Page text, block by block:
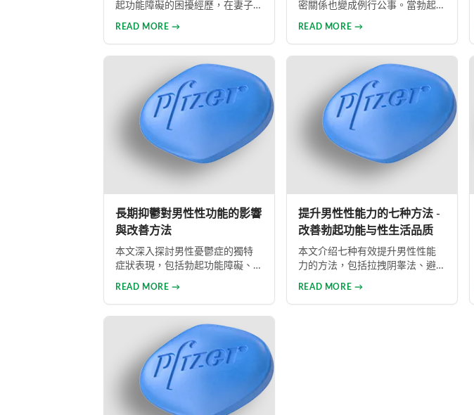
起功能障礙的困擾經歷，在妻子
READ MORE →
密關係也變成例行公事。當勃起
回久違的熱情與暢快體驗。
READ MORE →
長期抑鬱對男性性功能的影響
與改善方法
本文深入探討男性憂鬱症的獨特
症狀表現，包括勃起功能障礙、
環關係，並提供包括藥物治療與
心理諮詢在內的專業整合治療方
案，協助男性患者及早康復、重
獲健康生活。
READ MORE →
提升男性性能力的七种方法 -
改善勃起功能与性生活品质
本文介绍七种有效提升男性性能
力的方法，包括拉拽阴睾法、避
及药物治疗。详细解析每种方法
READ MORE →